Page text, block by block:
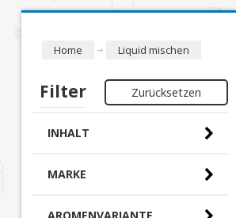
Home Liquid mischen
Filter Zurücksetzen
INHALT
MARKE